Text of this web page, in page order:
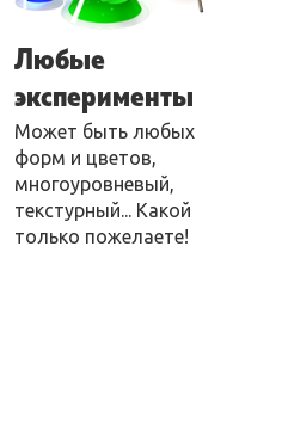
Любые
эксперименты
Может быть любых
форм и цветов,
многоуровневый,
текстурный... Какой
только пожелаете!